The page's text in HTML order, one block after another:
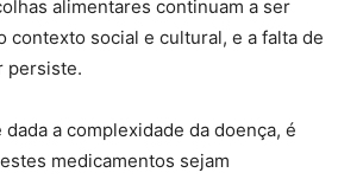
alimentares continuam a ser
contexto social e cultural, e a falta de
persiste.
a complexidade da doença, é
medicamentos sejam